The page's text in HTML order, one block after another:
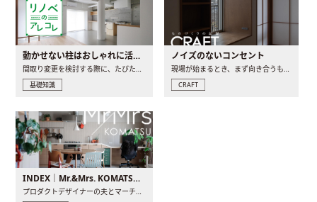
動かせない柱はおしゃれに活用！柱を魅せるリノベーション(リノベ)4選
間取り変更を検討する際に、たびたび皆さんの頭を悩ませる動か..
基礎知識
ノイズのないコンセント
現場が始まるとき、まず向き合うものの一つがコンセントです..
CRAFT
INDEX｜Mr.&Mrs. KOMATSU renovation diary
プロダクトデザイナーの夫とマーチャンダイザーの妻が、夫婦で..